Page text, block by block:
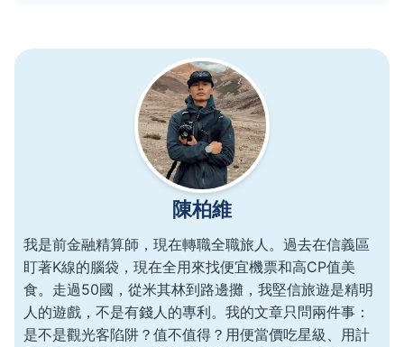
陳柏維
我是前金融精算師，現在轉職全職旅人。過去在信義區
盯著K線的腦袋，現在全用來找便宜機票和高CP值美
食。走過50國，從米其林到路邊攤，我堅信旅遊是精明
人的遊戲，不是有錢人的專利。我的文章只問兩件事：
是不是觀光客陷阱？值不值得？用便當價吃星級、用計